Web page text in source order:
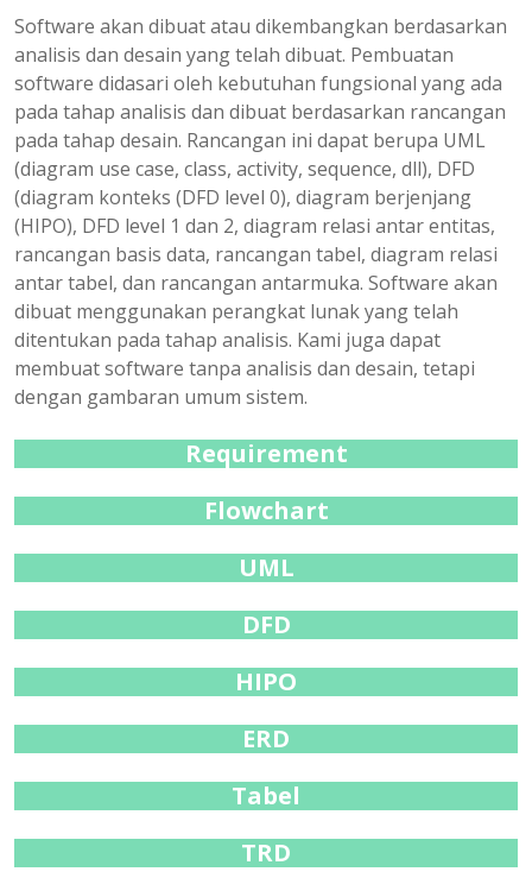
Software akan dibuat atau dikembangkan berdasarkan
analisis dan desain yang telah dibuat. Pembuatan
software didasari oleh kebutuhan fungsional yang ada
pada tahap analisis dan dibuat berdasarkan rancangan
pada tahap desain. Rancangan ini dapat berupa UML
(diagram use case, class, activity, sequence, dll), DFD
(diagram konteks (DFD level 0), diagram berjenjang
(HIPO), DFD level 1 dan 2, diagram relasi antar entitas,
rancangan basis data, rancangan tabel, diagram relasi
antar tabel, dan rancangan antarmuka. Software akan
dibuat menggunakan perangkat lunak yang telah
ditentukan pada tahap analisis. Kami juga dapat
membuat software tanpa analisis dan desain, tetapi
dengan gambaran umum sistem.
Requirement
Flowchart
UML
DFD
HIPO
ERD
Tabel
TRD